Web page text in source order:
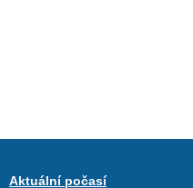
Aktuální počasí